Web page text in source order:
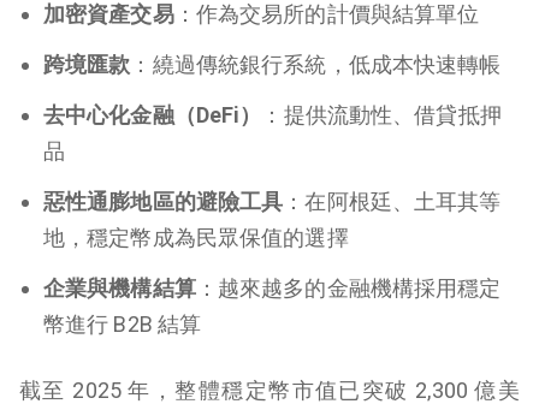
加密資產交易：作為交易所的計價與結算單位
跨境匯款 ：繞過傳統銀行系統，低成本快速轉帳
去中心化金融（DeFi）
：提供流動性、借貸抵押
品
惡性通膨地區的避險工具 ：在阿根廷、土耳其等
地，穩定幣成為民眾保值的選擇
企業與機構結算：越來越多的金融機構採用穩定
幣進行 B2B 結算
截至 2025 年，整體穩定幣市值已突破 2,300 億美